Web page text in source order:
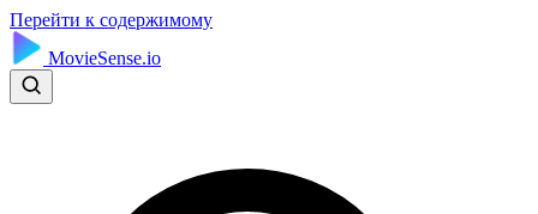
Перейти к содержимому
MovieSense.io